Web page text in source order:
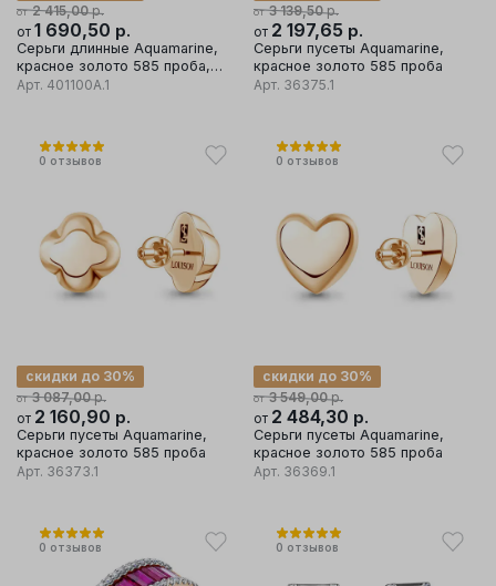
от 2 415,00р.
от 1 690,50 р.
Серьги длинные Aquamarine,
красное золото 585 проба,
вставка фианит
Арт. 401100А.1
от 3 139,50р.
от 2 197,65 р.
Серьги пусеты Aquamarine,
красное золото 585 проба
Арт. 36375.1
0 отзывов
от 3 087,00р.
скидки до 30%
от 2 160,90 р.
Серьги пусеты Aquamarine,
красное золото 585 проба
Арт. 36373.1
0 отзывов
от 3 549,00р.
скидки до 30%
от 2 484,30 р.
Серьги пусеты Aquamarine,
красное золото 585 проба
Арт. 36369.1
0 отзывов 0 отзывов